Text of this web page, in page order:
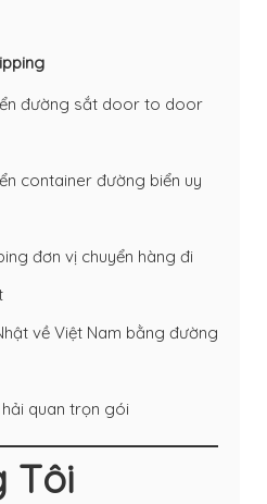
đường sắt door to door
container đường biển uy
đơn vị chuyển hàng đi
về Việt Nam bằng đường
quan trọn gói
Tôi